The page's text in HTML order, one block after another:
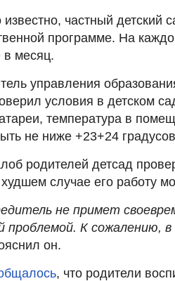
известно, частный детский
программе. На
в месяц.
управления
условия в детском
температура в
не ниже +23+24
родителей детсад
случае его работу
не примет
проблемой. К сожалению,
он.
, что родители